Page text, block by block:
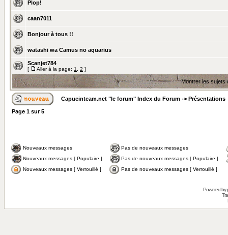
Plop!
caan7011
Bonjour à tous !!
watashi wa Camus no aquarius
Scanjet784
[ Aller à la page: 1 2 ]
Montrer les sujets
Capucinteam.net "le forum" Index du Forum -> Présentations
Page 1 sur5
Nouveaux messages
Pas de nouveaux messages
Nouveaux messages [ Populaire ]
Pas de nouveaux messages [ Populaire ]
Nouveaux messages [ Verrouillé ]
Pas de nouveaux messages [ Verrouillé ]
Powered by